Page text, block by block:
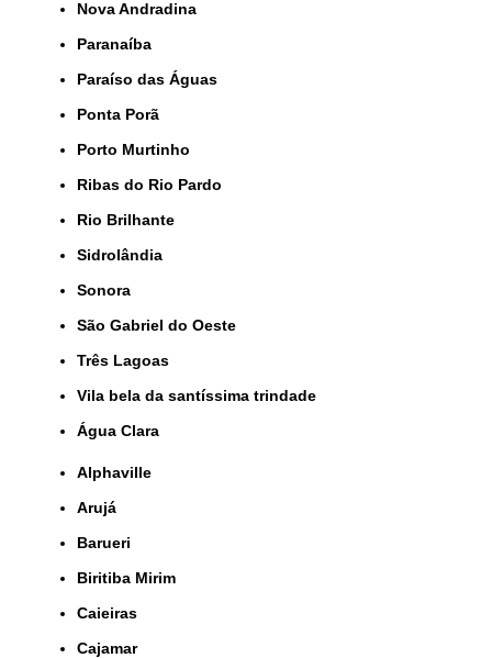
Nova Andradina
Paranaíba
Paraíso das Águas
Ponta Porã
Porto Murtinho
Ribas do Rio Pardo
Rio Brilhante
Sidrolândia
Sonora
São Gabriel do Oeste
Três Lagoas
Vila bela da santíssima trindade
Água Clara
Alphaville
Arujá
Barueri
Biritiba Mirim
Caieiras
Cajamar